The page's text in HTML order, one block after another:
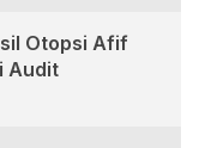
Otopsi Afif
Audit